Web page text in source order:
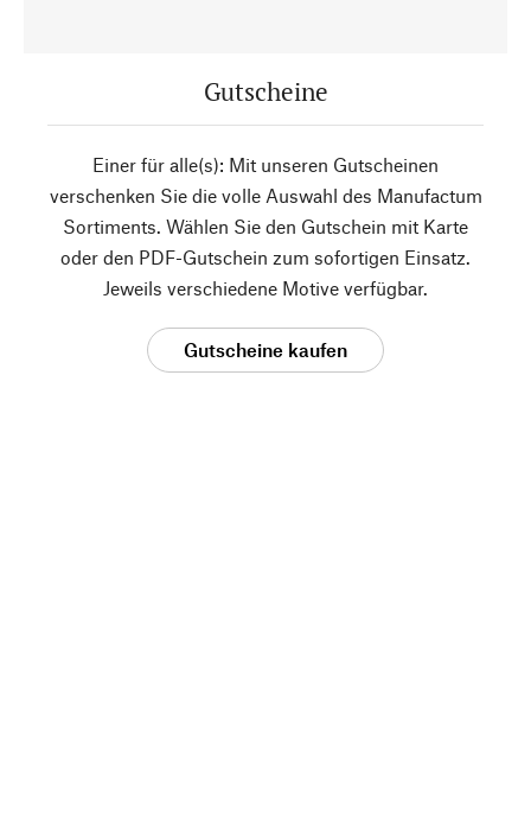
Gutscheine
Einer für alle(s): Mit unseren Gutscheinen
verschenken Sie die volle Auswahl des Manufactum
Sortiments. Wählen Sie den Gutschein mit Karte
oder den PDF-Gutschein zum sofortigen Einsatz.
Jeweils verschiedene Motive verfügbar.
Gutscheine kaufen